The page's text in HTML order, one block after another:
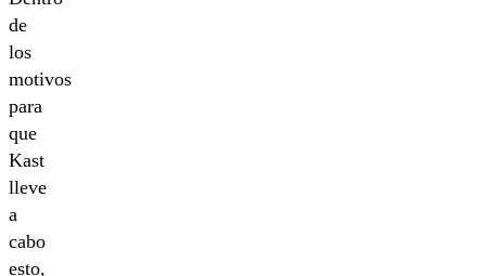
de
los
motivos
para
que
Kast
lleve
a
cabo
esto,